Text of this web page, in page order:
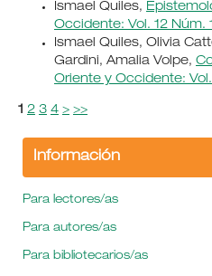
Ismael Quiles,
Occidente: Vol. 12 Núm.
Ismael Quiles, Olivia
Gardini, Amalia Volpe,
Oriente y Occidente:
1 2 3 4 > >>
Información
Para lectores/as
Para autores/as
Para bibliotecarios/as